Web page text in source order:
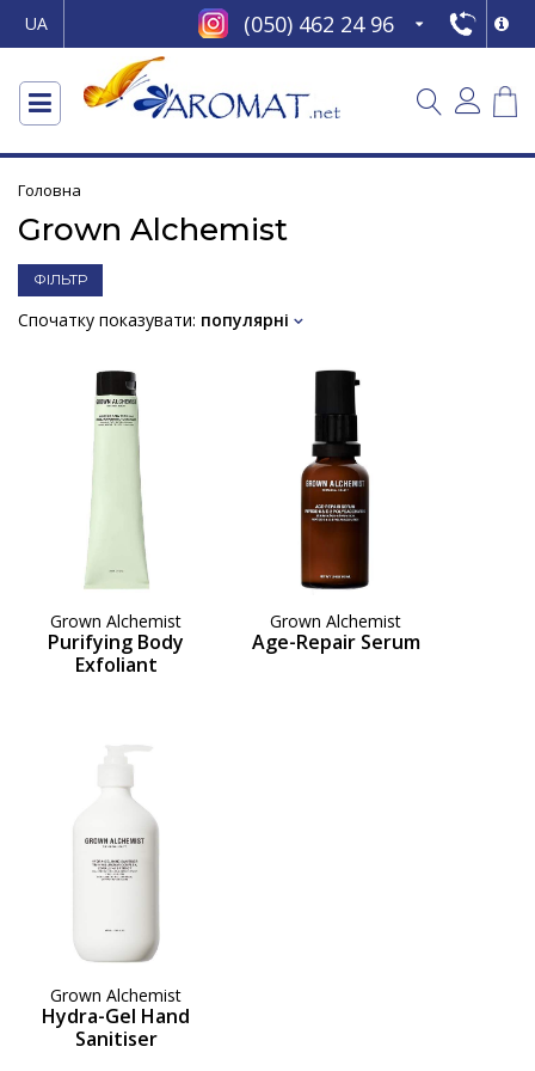
UA (050) 462 24 96
Головна
Grown Alchemist
ФІЛЬТР
Спочатку показувати: популярні
Grown Alchemist
Purifying Body
Exfoliant
Grown Alchemist
Age-Repair Serum
Grown Alchemist
Hydra-Gel Hand
Sanitiser